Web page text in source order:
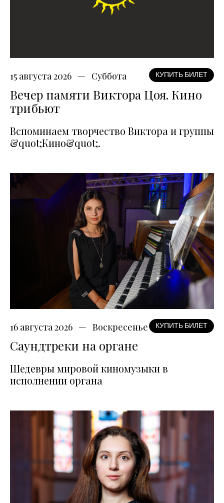
15 августа 2026 Суббота КУПИТЬ БИЛЕТ
Вечер памяти Виктора Цоя. Кино
трибьют
Вспоминаем творчество Виктора и группы
&quot;Кино&quot;.
16 августа 2026 Воскресенье КУПИТЬ БИЛЕТ
Саундтреки на органе
Шедевры мировой киномузыки в
исполнении органа